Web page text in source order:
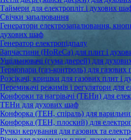
Таймери для електропліт і духових
Свічки запалювання
Генератори електрозапалювання,
духових шаф
Генератор електропідпалу
Запчастини (HoReCa) для плит і
Ущільнювачі (гума дверей) для
Термопари (газ-контроль) для
Розсікачі, кришки для газових плит і
Перемикачі режимів і регулятори для
Конфорки та нагрівачі (ТЕНи) для
ТЕНи для духових шаф
Конфорка (ТЕН, спіраль) для
Конфорка (ТЕН, плоский) для
Ручки керування для газових та